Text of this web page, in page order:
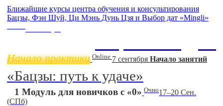
Ближайшие курсы центра обучения и консультирования
Бацзы, Фэн Шуй, Ци Мэнь Дунь Цзя и Выбор дат «Mingli»
Начало практики Online 7 сентября Начало занятий
«Бацзы: путь к удаче»
1 Модуль для новичков с «0» Очно17–20 Сен.
(СПб)